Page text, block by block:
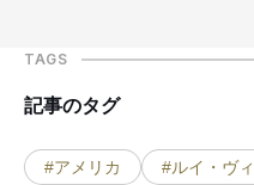
TAGS
記事のタグ
#アメリカ #ルイ・ヴ